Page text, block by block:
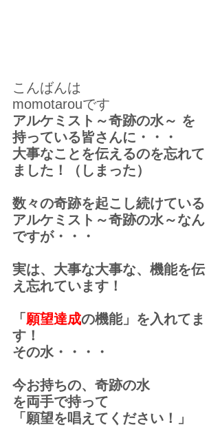
こんばんは
momotarouです
アルケミスト～奇跡の水～ を
持っている皆さんに・・・
大事なことを伝えるのを忘れて
ました！（しまった）
数々の奇跡を起こし続けている
アルケミスト～奇跡の水～なん
ですが・・・
実は、大事な大事な、機能を伝
え忘れています！
「 願望達成の機能」を入れてま
す！
その水・・・・
今お持ちの、奇跡の水
を両手で持って
「願望を唱えてください！」